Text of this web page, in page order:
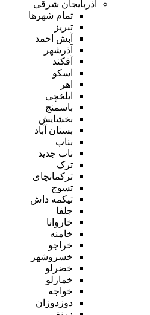
آذربایجان شرقی
تمام شهر‌ها
تبریز
آبش احمد
آذرشهر
آقکند
اسکو
اهر
ایلخچی
باسمنج
بخشایش
بستان آباد
بناب
ناب جدید
ترک
ترکمانچای
تسوج
تیکمه داش
جلفا
خاروانا
خامنه
خراجو
خسروشهر
خضرلو
خمارلو
خواجه
دوزدوزان